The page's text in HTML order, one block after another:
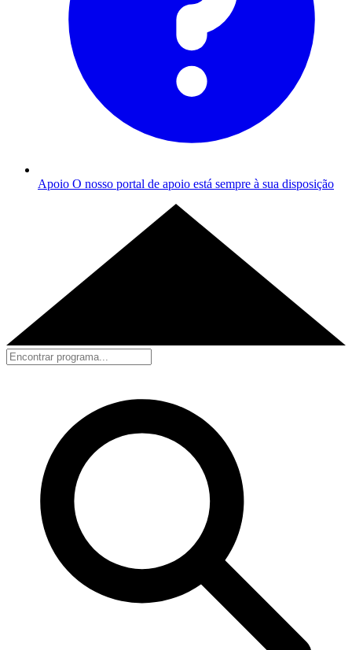
Apoio O nosso portal de apoio está sempre à sua disposição